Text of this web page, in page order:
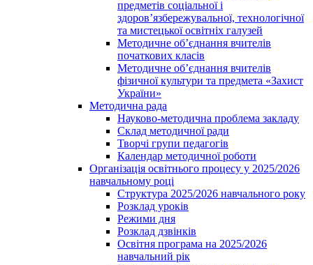
предметів соціальної і
здоров’язбережувальної, технологічної
та мистецької освітніх галузей
Методичне об’єднання вчителів
початкових класів
Методичне об’єднання вчителів
фізичної культури та предмета «Захист
України»
Методична рада
Науково-методична проблема закладу
Склад методичної ради
Творчі групи педагогів
Календар методичної роботи
Організація освітнього процесу у 2025/2026
навчальному році
Структура 2025/2026 навчального року
Розклад уроків
Режими дня
Розклад дзвінків
Освітня програма на 2025/2026
навчальний рік